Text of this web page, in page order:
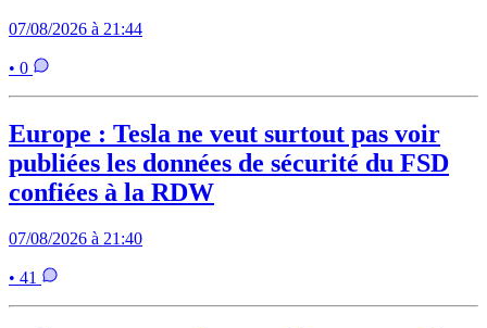
07/08/2026 à 21:44
• 0
Europe : Tesla ne veut surtout pas voir
publiées les données de sécurité du FSD
confiées à la RDW
07/08/2026 à 21:40
• 41